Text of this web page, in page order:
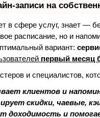
записи на
в сфере услуг, знает —
расписание, но и
вариант:
первый месяц
и специалистов,
клиентов и
скидки, чаевые,
доходимость и